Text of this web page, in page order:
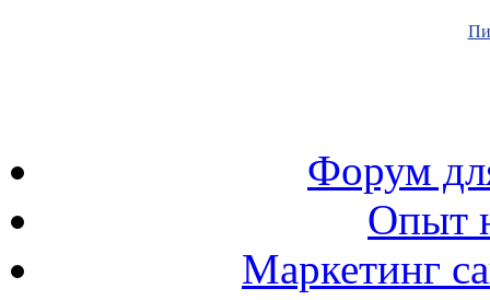
Форум
Опыт
Маркетинг